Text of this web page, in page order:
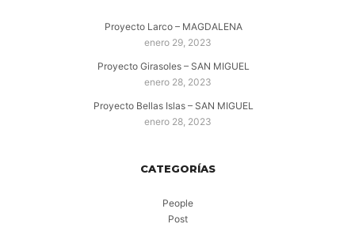
Proyecto Larco – MAGDALENA
enero 29, 2023
Proyecto Girasoles – SAN MIGUEL
enero 28, 2023
Proyecto Bellas Islas – SAN MIGUEL
enero 28, 2023
CATEGORÍAS
People
Post